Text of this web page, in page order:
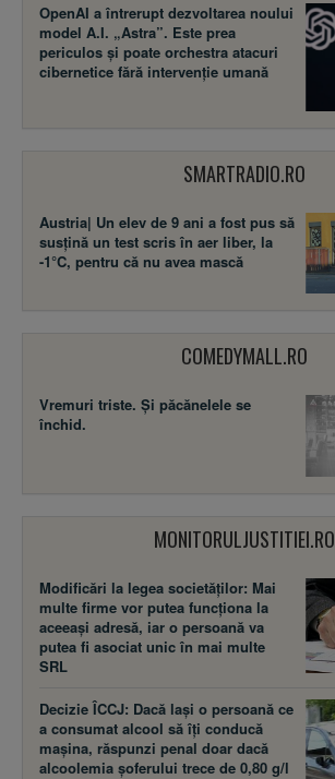
OpenAI a întrerupt dezvoltarea noului
model A.I. „Astra”. Este prea
periculos și poate orchestra atacuri
cibernetice fără intervenție umană
SMARTRADIO.RO
Austria| Un elev de 9 ani a fost pus să
susţină un test scris în aer liber, la
-1°C, pentru că nu avea mască
COMEDYMALL.RO
Vremuri triste. Şi păcănelele se
închid.
MONITORULJUSTITIEI.RO
Modificări la legea societăţilor: Mai
multe firme vor putea funcţiona la
aceeaşi adresă, iar o persoană va
putea fi asociat unic în mai multe
SRL
Decizie ÎCCJ: Dacă laşi o persoană ce
a consumat alcool să îţi conducă
maşina, răspunzi penal doar dacă
alcoolemia şoferului trece de 0,80 g/l